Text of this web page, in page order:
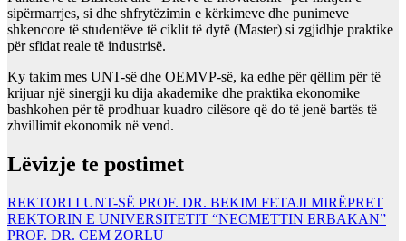
sipërmarrjes, si dhe shfrytëzimin e kërkimeve dhe punimeve
shkencore të studentëve të ciklit të dytë (Master) si zgjidhje praktike
për sfidat reale të industrisë.
Ky takim mes UNT-së dhe OEMVP-së, ka edhe për qëllim për të
krijuar një sinergji ku dija akademike dhe praktika ekonomike
bashkohen për të prodhuar kuadro cilësore që do të jenë bartës të
zhvillimit ekonomik në vend.
Lëvizje te postimet
REKTORI I UNT-SË PROF. DR. BEKIM FETAJI MIRËPRET
REKTORIN E UNIVERSITETIT “NECMETTIN ERBAKAN”
PROF. DR. CEM ZORLU